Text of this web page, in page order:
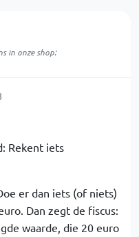
in onze shop:
Rekent iets
er dan iets (of niets)
Dan zegt de fiscus:
waarde, die 20 euro